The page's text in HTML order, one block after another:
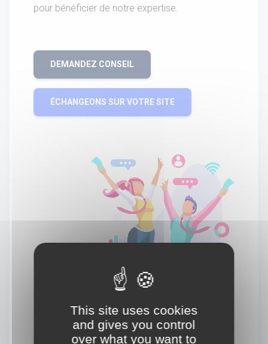
pour bénéficier de notre expertise.
DEMANDEZ CONSEIL
ÉCHANGEONS SUR VOTRE SITE
This site uses cookies
and gives you control
over what you want to